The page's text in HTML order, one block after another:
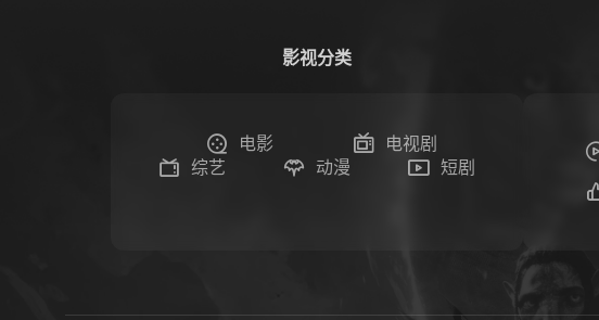
影视分类
电影
电视剧
综艺
动漫 短剧